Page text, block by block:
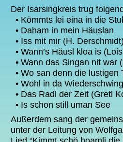
Der Isarsingkreis trug
• Kömmts lei eina in die
• Daham in mein Häuslan
• Iss mit mir (H. Derschmidt)
• Wann’s Häusl kloa is
• Wann das Singan nit war
• Wo san denn die lustigen
• Wohl in da
• Das Radl der Zeit (Gretl
• Is schon still uman See
Außerdem sang der
unter der Leitung von